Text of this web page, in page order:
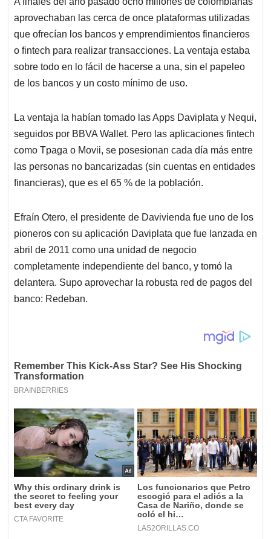
s
A
p
p
b
o
o
k
e
d
I
n
l
a
d
s
aprovechaban las cerca de once plataformas utilizadas
que ofrecían los bancos y emprendimientos financieros
o fintech para realizar transacciones. La ventaja estaba
sobre todo en lo fácil de hacerse a una, sin el papeleo
de los bancos y un costo mínimo de uso.
La ventaja la habían tomado las Apps Daviplata y Nequi,
seguidos por BBVA Wallet. Pero las aplicaciones fintech
como Tpaga o Movii, se posesionan cada día más entre
las personas no bancarizadas (sin cuentas en entidades
financieras), que es el 65 % de la población.
Efraín Otero, el presidente de Davivienda fue uno de los
pioneros con su aplicación Daviplata que fue lanzada en
abril de 2011 como una unidad de negocio
completamente independiente del banco, y tomó la
delantera. Supo aprovechar la robusta red de pagos del
banco: Redeban.